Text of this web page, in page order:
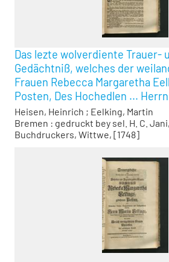
Das lezte wolverdiente Trauer-
Gedächtniß, welches der
Frauen Rebecca Margaretha
Posten, Des Hochedlen ...
... Eheliebsten bey Dero zwar
höchstbetrübtem, jedoch auch
Absterben errichtet ist
Heisen, Heinrich ; Eelking, Martin
Bremen : gedruckt bey sel. H. C.
Buchdruckers, Wittwe, [1748]